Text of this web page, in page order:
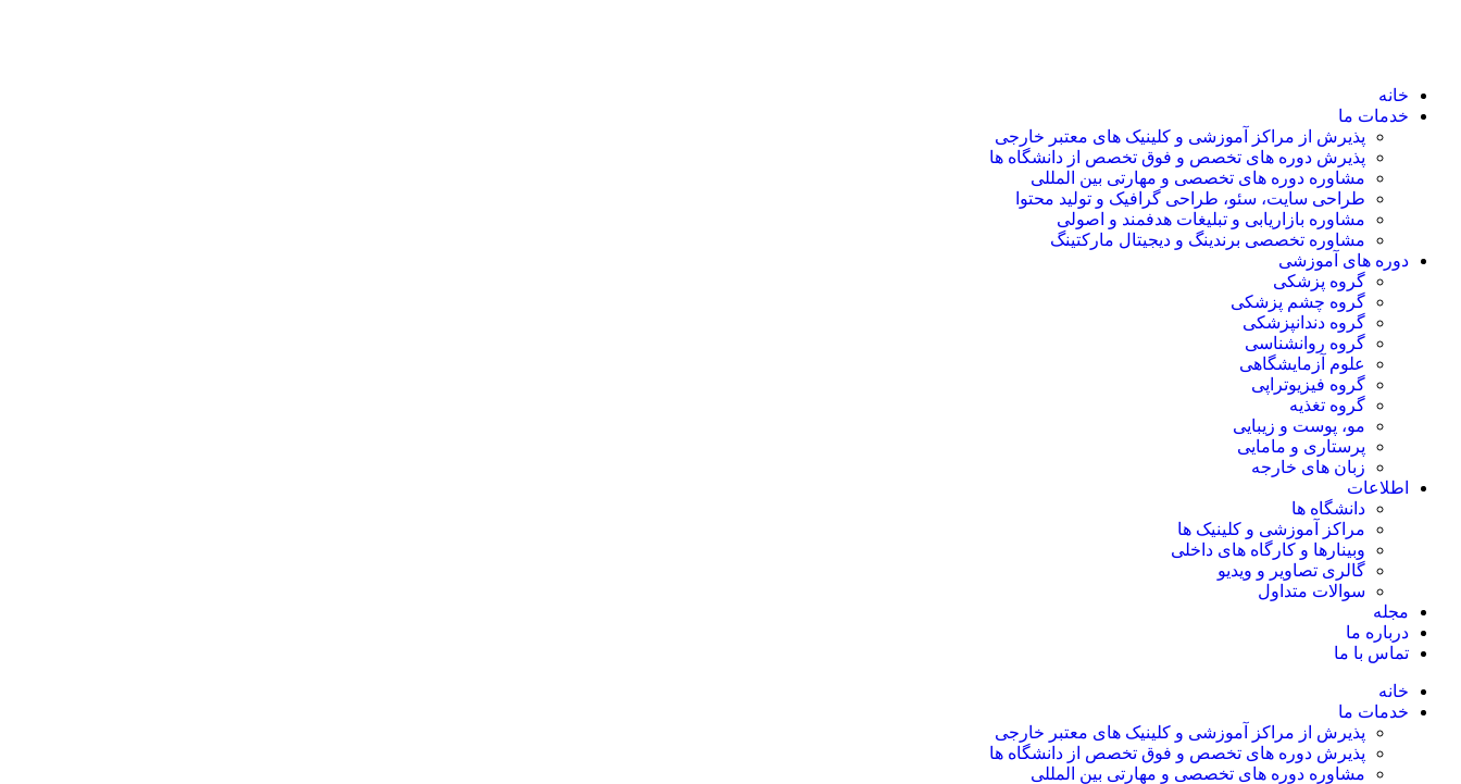
خانه
خدمات ما
پذیرش از مراکز آموزشی و کلینیک های معتبر خارجی
پذیرش دوره های تخصص و فوق تخصص از دانشگاه ها
مشاوره دوره های تخصصی و مهارتی بین المللی
طراحی سایت، سئو، طراحی گرافیک و تولید محتوا
مشاوره بازاریابی و تبلیغات هدفمند و اصولی
مشاوره تخصصی برندینگ و دیجیتال مارکتینگ
دوره های آموزشی
گروه پزشکی
گروه چشم پزشکی
گروه دندانپزشکی
گروه روانشناسی
علوم آزمایشگاهی
گروه فیزیوتراپی
گروه تغذیه
مو، پوست و زیبایی
پرستاری و مامایی
زبان های خارجه
اطلاعات
دانشگاه ها
مراکز آموزشی و کلینیک ها
وبینارها و کارگاه های داخلی
گالری تصاویر و ویدیو
سوالات متداول
مجله
درباره ما
تماس با ما
خانه
خدمات ما
پذیرش از مراکز آموزشی و کلینیک های معتبر خارجی
پذیرش دوره های تخصص و فوق تخصص از دانشگاه ها
مشاوره دوره های تخصصی و مهارتی بین المللی